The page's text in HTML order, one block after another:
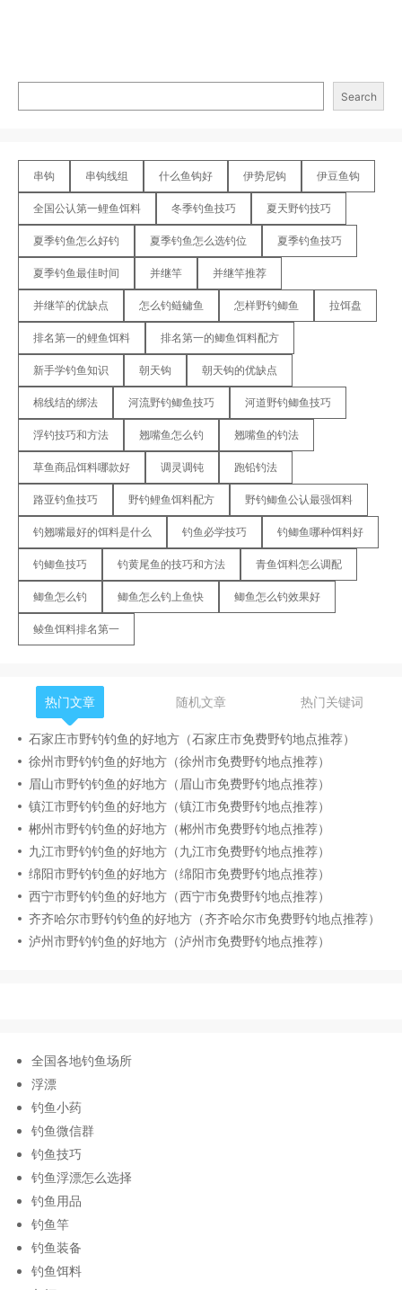
Search
串钩 串钩线组 什么鱼钩好 伊势尼钩 伊豆鱼钩
全国公认第一鲤鱼饵料 冬季钓鱼技巧 夏天野钓技巧
夏季钓鱼怎么好钓 夏季钓鱼怎么选钓位 夏季钓鱼技巧
夏季钓鱼最佳时间 并继竿 并继竿推荐
并继竿的优缺点 怎么钓鲢鳙鱼 怎样野钓鲫鱼 拉饵盘
排名第一的鲤鱼饵料 排名第一的鲫鱼饵料配方
新手学钓鱼知识 朝天钩 朝天钩的优缺点
棉线结的绑法 河流野钓鲫鱼技巧 河道野钓鲫鱼技巧
浮钓技巧和方法 翘嘴鱼怎么钓 翘嘴鱼的钓法
草鱼商品饵料哪款好 调灵调钝 跑铅钓法
路亚钓鱼技巧 野钓鲤鱼饵料配方 野钓鲫鱼公认最强饵料
钓翘嘴最好的饵料是什么 钓鱼必学技巧 钓鲫鱼哪种饵料好
钓鲫鱼技巧 钓黄尾鱼的技巧和方法 青鱼饵料怎么调配
鲫鱼怎么钓 鲫鱼怎么钓上鱼快 鲫鱼怎么钓效果好
鲮鱼饵料排名第一
热门文章 随机文章 热门关键词
石家庄市野钓钓鱼的好地方（石家庄市免费野钓地点推荐）
徐州市野钓钓鱼的好地方（徐州市免费野钓地点推荐）
眉山市野钓钓鱼的好地方（眉山市免费野钓地点推荐）
镇江市野钓钓鱼的好地方（镇江市免费野钓地点推荐）
郴州市野钓钓鱼的好地方（郴州市免费野钓地点推荐）
九江市野钓钓鱼的好地方（九江市免费野钓地点推荐）
绵阳市野钓钓鱼的好地方（绵阳市免费野钓地点推荐）
西宁市野钓钓鱼的好地方（西宁市免费野钓地点推荐）
齐齐哈尔市野钓钓鱼的好地方（齐齐哈尔市免费野钓地点推荐）
泸州市野钓钓鱼的好地方（泸州市免费野钓地点推荐）
全国各地钓鱼场所
浮漂
钓鱼小药
钓鱼微信群
钓鱼技巧
钓鱼浮漂怎么选择
钓鱼用品
钓鱼竿
钓鱼装备
钓鱼饵料